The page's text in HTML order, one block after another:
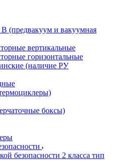
(предвакуум и вакуумная
вертикальные
горизонтальные
(наличие РУ
боксы)
безопасности 2 класса тип